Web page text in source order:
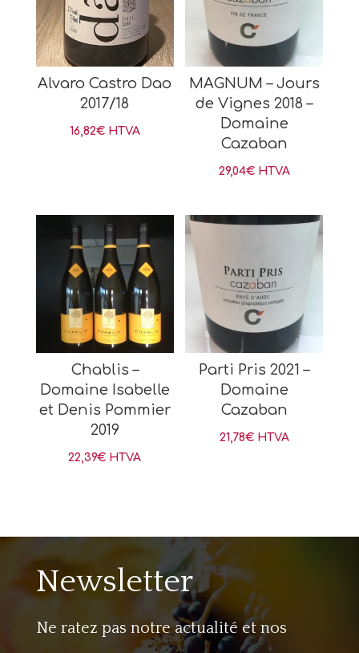
Alvaro Castro Dao
2017/18
16,82€ HTVA
MAGNUM – Jours
de Vignes 2018 –
Domaine
Cazaban
29,04€ HTVA
Chablis –
Domaine Isabelle
et Denis Pommier
2019
22,39€ HTVA
Parti Pris 2021 –
Domaine
Cazaban
21,78€ HTVA
Newsletter
Ne ratez pas notre actualité et nos